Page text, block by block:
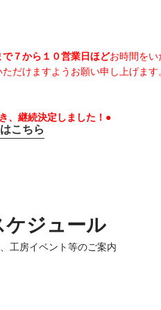
７から１０営業日ほどお時間をい
だけますようお願い申し上げます。
、継続決定しました！●
こちら
ジュール
工房イベント等のご案内